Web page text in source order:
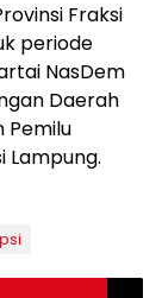
Fraksi
periode
NasDem
Daerah
Pemilu
Lampung.